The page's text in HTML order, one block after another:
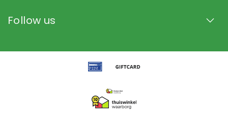
Follow us